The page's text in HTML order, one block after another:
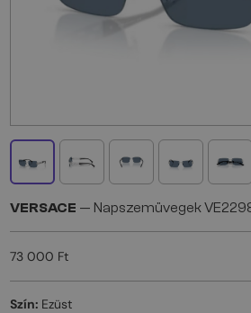
VERSACE — Napszemüvegek
73 000 Ft
Szín: Ezüst